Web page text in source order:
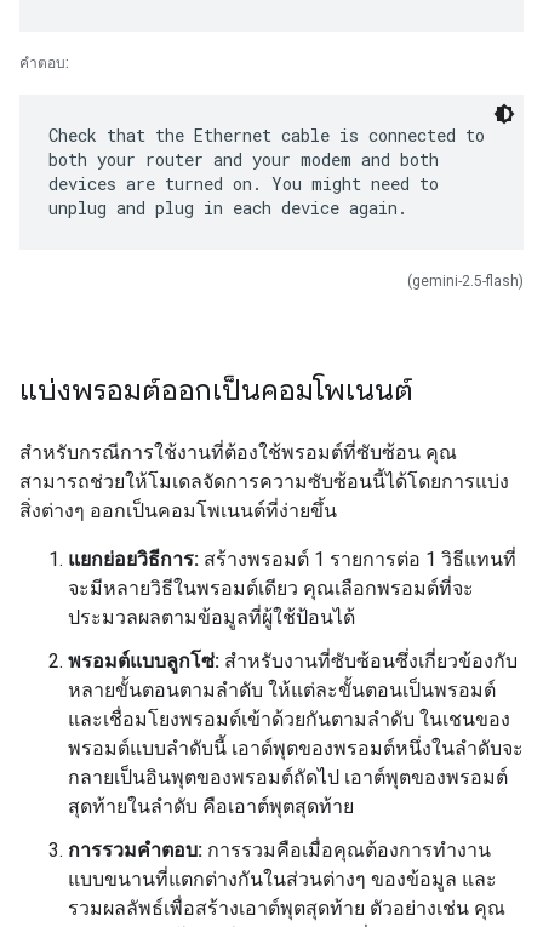
คำตอบ:
Check that the Ethernet cable is connected to
both your router and your modem and both
devices are turned on. You might need to
(gemini-2.5-flash)
แบ่งพรอมต์ออกเป็นคอมโพเนนต์
สำหรับกรณีการใช้งานที่ต้องใช้พรอมต์ที่ซับซ้อน คุณ
สามารถช่วยให้โมเดลจัดการความซับซ้อนนี้ได้โดยการแบ่ง
สิ่งต่างๆ ออกเป็นคอมโพเนนต์ที่ง่ายขึ้น
แยกย่อยวิธีการ: สร้างพรอมต์ 1 รายการต่อ 1 วิธีแทนที่
จะมีหลายวิธีในพรอมต์เดียว คุณเลือกพรอมต์ที่จะ
ประมวลผลตามข้อมูลที่ผู้ใช้ป้อนได้
พรอมต์แบบลูกโซ่: สำหรับงานที่ซับซ้อนซึ่งเกี่ยวข้องกับ
หลายขั้นตอนตามลำดับ ให้แต่ละขั้นตอนเป็นพรอมต์
และเชื่อมโยงพรอมต์เข้าด้วยกันตามลำดับ ในเชนของ
พรอมต์แบบลำดับนี้ เอาต์พุตของพรอมต์หนึ่งในลำดับจะ
กลายเป็นอินพุตของพรอมต์ถัดไป เอาต์พุตของพรอมต์
สุดท้ายในลำดับ คือเอาต์พุตสุดท้าย
การรวมคำตอบ: การรวมคือเมื่อคุณต้องการทำงาน
แบบขนานที่แตกต่างกันในส่วนต่างๆ ของข้อมูล และ
รวมผลลัพธ์เพื่อสร้างเอาต์พุตสุดท้าย ตัวอย่างเช่น คุณ